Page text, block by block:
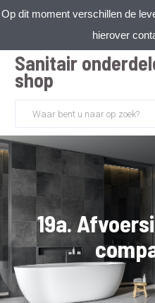
Op dit moment verschillen de
hierover
Sanitair
shop
19a.